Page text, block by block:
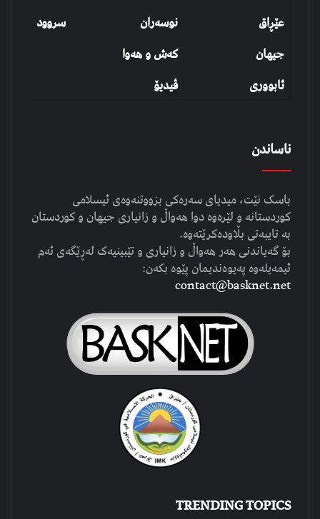
عێڕاق
جیهان
ئابووری
نوسەران
کەش و هەوا
ڤیدیۆ
سروود
ناساندن
باسک نێت، میدیای سەرەکی بزووتنەوەی ئیسلامی
کوردستانە و لێرەوە دوا هەواڵ و زانیاری جیهان و کوردستان
بە تایبەتی بڵاودەکرێتەوە.
بۆ گەیاندنی هەر هەواڵ و زانیاری و تێبینیەک لەڕێگەی ئەم
ئیمەیلەوە پەیوەندیمان پێوە بکەن:
contact@basknet.net
TRENDING TOPICS